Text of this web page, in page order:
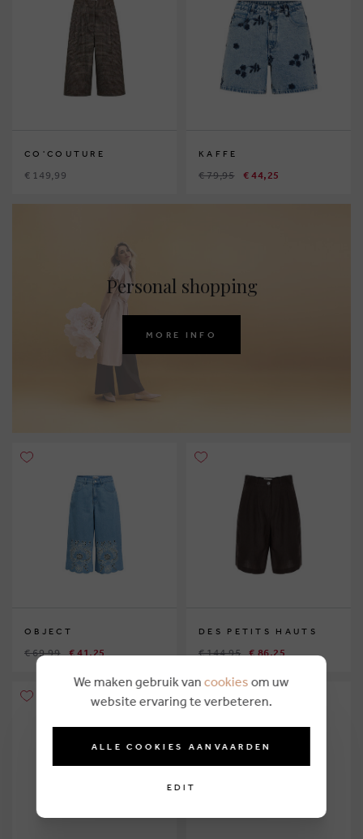
CO'COUTURE
€ 149,99
KAFFE
€ 79,95 € 44,25
Personal shopping
MORE INFO
OBJECT
€ 69,99 € 41,25
DES PETITS HAUTS
€ 144,95 € 86,25
We maken gebruik van cookies om uw
website ervaring te verbeteren.
ALLE COOKIES AANVAARDEN
EDIT